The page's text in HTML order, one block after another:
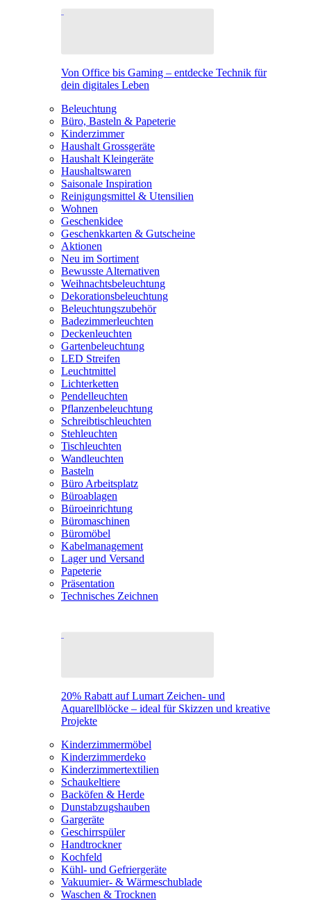
Von Office bis Gaming – entdecke Technik für
dein digitales Leben
Beleuchtung
Büro, Basteln & Papeterie
Kinderzimmer
Haushalt Grossgeräte
Haushalt Kleingeräte
Haushaltswaren
Saisonale Inspiration
Reinigungsmittel & Utensilien
Wohnen
Geschenkidee
Geschenkkarten & Gutscheine
Aktionen
Neu im Sortiment
Bewusste Alternativen
Weihnachtsbeleuchtung
Dekorationsbeleuchtung
Beleuchtungszubehör
Badezimmerleuchten
Deckenleuchten
Gartenbeleuchtung
LED Streifen
Leuchtmittel
Lichterketten
Pendelleuchten
Pflanzenbeleuchtung
Schreibtischleuchten
Stehleuchten
Tischleuchten
Wandleuchten
Basteln
Büro Arbeitsplatz
Büroablagen
Büroeinrichtung
Büromaschinen
Büromöbel
Kabelmanagement
Lager und Versand
Papeterie
Präsentation
Technisches Zeichnen
20% Rabatt auf Lumart Zeichen- und
Aquarellblöcke – ideal für Skizzen und kreative
Projekte
Kinderzimmermöbel
Kinderzimmerdeko
Kinderzimmertextilien
Schaukeltiere
Backöfen & Herde
Dunstabzugshauben
Gargeräte
Geschirrspüler
Handtrockner
Kochfeld
Kühl- und Gefriergeräte
Vakuumier- & Wärmeschublade
Waschen & Trocknen